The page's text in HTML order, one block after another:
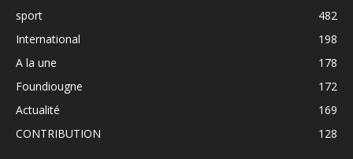
sport
482
International
198
A la une
178
Foundiougne
172
Actualité
169
CONTRIBUTION
128